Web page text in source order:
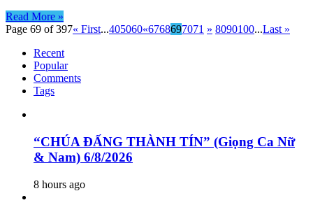
Read More »
Page 69 of 397« First...405060«6768697071 » 8090100...Last »
Recent
Popular
Comments
Tags
“CHÚA ĐẤNG THÀNH TÍN” (Giọng Ca Nữ
& Nam) 6/8/2026
8 hours ago